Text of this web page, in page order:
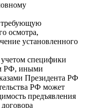
требующую
осмотра,
установленного
специфики
РФ, иными
Президента РФ
РФ может
предъявления